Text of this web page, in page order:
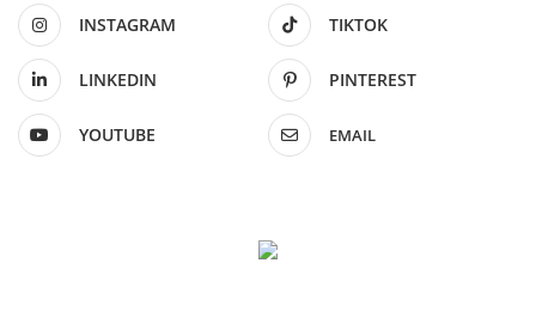
INSTAGRAM TIKTOK
LINKEDIN PINTEREST
YOUTUBE EMAIL